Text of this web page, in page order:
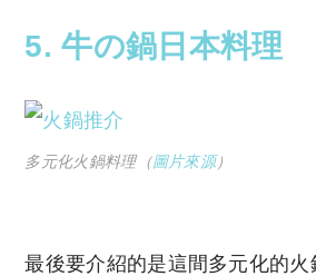
5. 牛の鍋日本料理
多元化火鍋料理（圖片來源）
最後要介紹的是這間多元化的